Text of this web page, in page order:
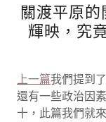
關渡平原
輝映，究
上一篇我們提到
還有一些政治因
十，此篇我們就